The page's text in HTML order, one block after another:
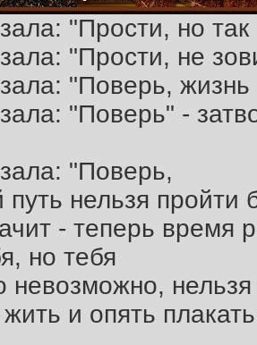
"Прости, но
"Прости, не
"Поверь,
"Поверь" -
"Поверь,
путь нельзя пройти
- теперь время
но тебя
невозможно, нельзя
и опять